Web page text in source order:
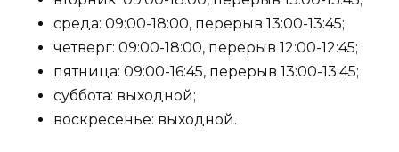
среда: 09:00-18:00, перерыв 13:00-13:45;
четверг: 09:00-18:00, перерыв 12:00-12:45;
пятница: 09:00-16:45, перерыв 13:00-13:45;
суббота: выходной;
воскресенье: выходной.